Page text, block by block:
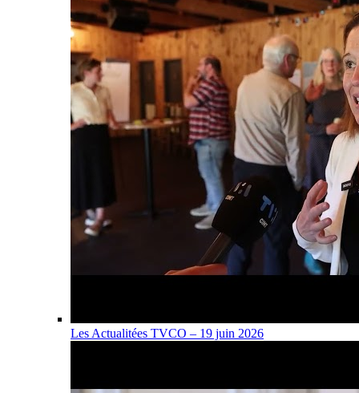
Les Actualitées TVCO – 19 juin 2026